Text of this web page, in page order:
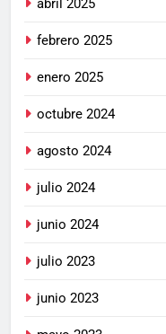
abril 2025
febrero 2025
enero 2025
octubre 2024
agosto 2024
julio 2024
junio 2024
julio 2023
junio 2023